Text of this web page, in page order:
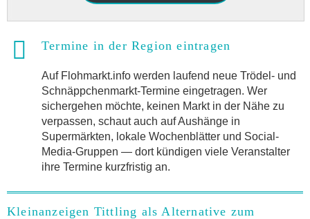
Termine in der Region eintragen
Auf Flohmarkt.info werden laufend neue Trödel- und
Schnäppchenmarkt-Termine eingetragen. Wer
sichergehen möchte, keinen Markt in der Nähe zu
verpassen, schaut auch auf Aushänge in
Supermärkten, lokale Wochenblätter und Social-
Media-Gruppen — dort kündigen viele Veranstalter
ihre Termine kurzfristig an.
Kleinanzeigen Tittling als Alternative zum